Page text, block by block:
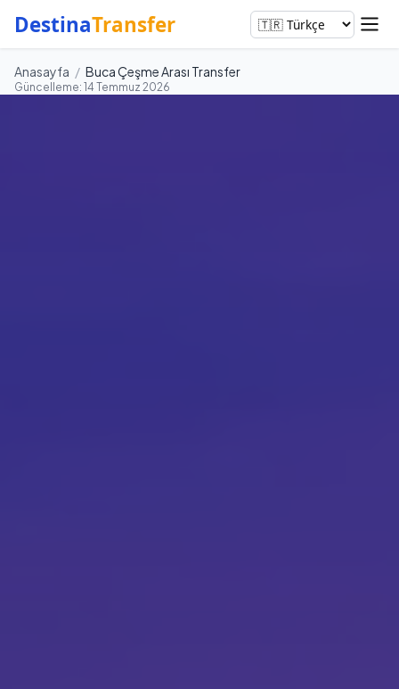
DestinaTransfer
Anasayfa / Buca Çeşme Arası Transfer
Güncelleme: 14 Temmuz 2026